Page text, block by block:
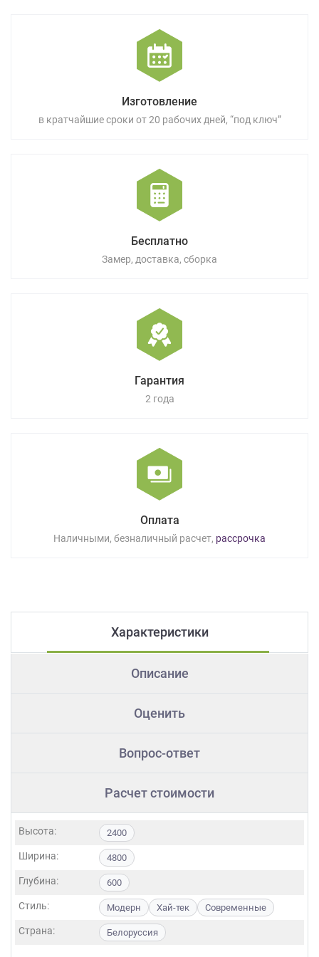
Изготовление
в кратчайшие сроки от 20 рабочих дней, “под ключ”
Бесплатно
Замер, доставка, сборка
Гарантия
2 года
Оплата
Наличными, безналичный расчет, рассрочка
Характеристики
Описание
Оценить
Вопрос-ответ
Расчет стоимости
Высота: 2400
Ширина: 4800
Глубина: 600
Стиль: Модерн Хай-тек Современные
Страна: Белоруссия